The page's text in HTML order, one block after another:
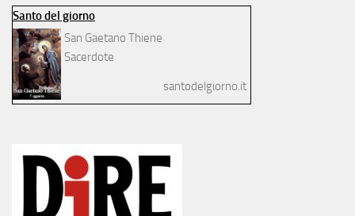
Santo del giorno
San Gaetano Thiene
Sacerdote
santodelgiorno.it